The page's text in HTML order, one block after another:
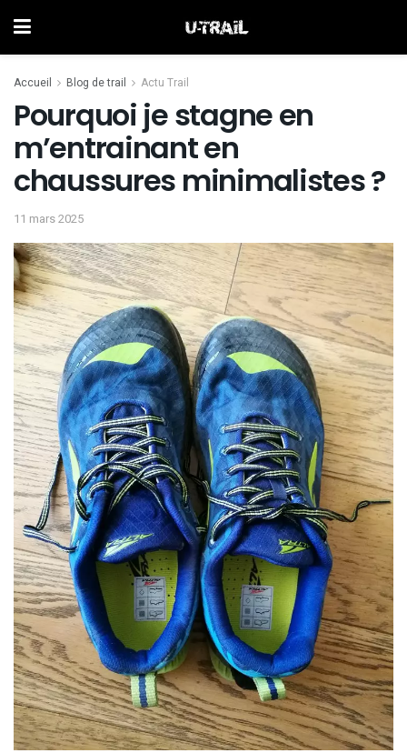
Accueil Blog de trail Actu Trail
Pourquoi je stagne en
m’entrainant en
chaussures minimalistes ?
11 mars 2025